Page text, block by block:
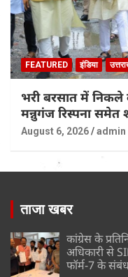
FEATURED इंडिया
भरी बरसात में निकले
मन्नुगंज रिस्पना समेत
August 6, 2026 admin
ताजा खबर
कांग्रेस के
अधिकारी से
फॉर्म-7 के